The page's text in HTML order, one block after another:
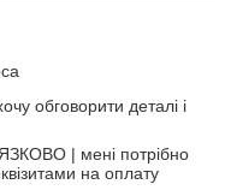
обговорити деталі і
| мені потрібно
на оплату